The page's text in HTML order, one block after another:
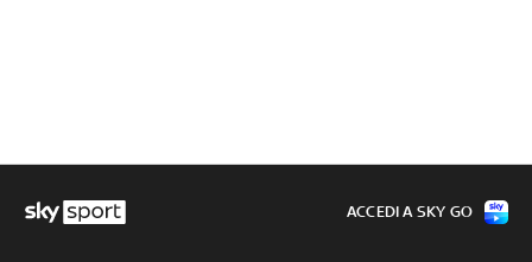
ACCEDI A SKY GO